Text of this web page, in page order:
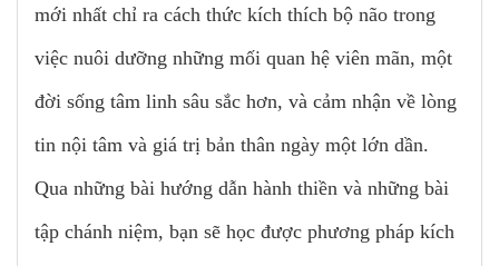
mới nhất chỉ ra cách thức kích thích bộ não trong
việc nuôi dưỡng những mối quan hệ viên mãn, một
đời sống tâm linh sâu sắc hơn, và cảm nhận về lòng
tin nội tâm và giá trị bản thân ngày một lớn dần.
Qua những bài hướng dẫn hành thiền và những bài
tập chánh niệm, bạn sẽ học được phương pháp kích